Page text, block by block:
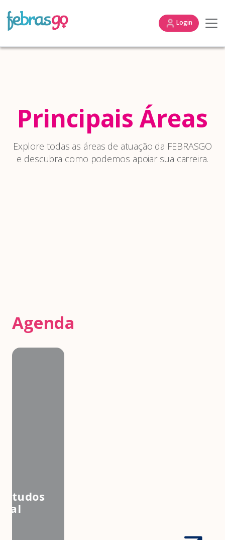
Login
Principais Áreas
Explore todas as áreas de atuação da FEBRASGO
e descubra como podemos apoiar sua carreira.
Agenda
Associação Brasileira de Estudos